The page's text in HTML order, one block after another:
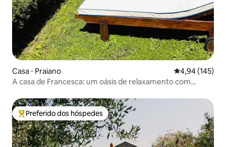
Casa ⋅ Praiano 4,94 de uma
4,94 (145)
A casa de Francesca: um oásis de relaxamento com
Entre os melhores preferidos dos hóspedes
Preferido dos hóspedes